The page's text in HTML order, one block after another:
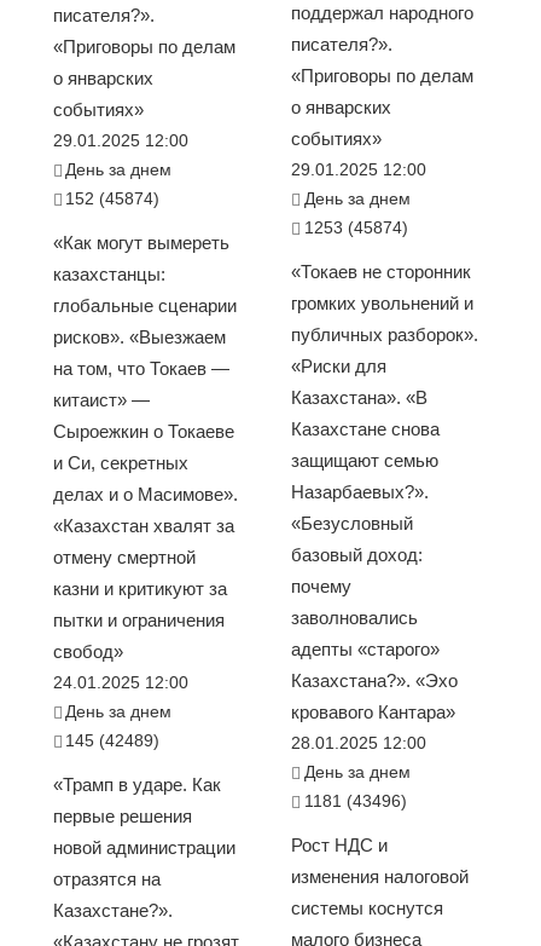
писателя?».
«Приговоры по делам
о январских
событиях»
29.01.2025 12:00
День за днем
152 (45874)
«Как могут вымереть
казахстанцы:
глобальные сценарии
рисков». «Выезжаем
на том, что Токаев —
китаист» —
Сыроежкин о Токаеве
и Си, секретных
делах и о Масимове».
«Казахстан хвалят за
отмену смертной
казни и критикуют за
пытки и ограничения
свобод»
24.01.2025 12:00
День за днем
145 (42489)
«Трамп в ударе. Как
первые решения
новой администрации
отразятся на
Казахстане?».
«Казахстану не грозят
поддержал народного
писателя?».
«Приговоры по делам
о январских
событиях»
29.01.2025 12:00
День за днем
1253 (45874)
«Токаев не сторонник
громких увольнений и
публичных разборок».
«Риски для
Казахстана». «В
Казахстане снова
защищают семью
Назарбаевых?».
«Безусловный
базовый доход:
почему
заволновались
адепты «старого»
Казахстана?». «Эхо
кровавого Кантара»
28.01.2025 12:00
День за днем
1181 (43496)
Рост НДС и
изменения налоговой
системы коснутся
малого бизнеса